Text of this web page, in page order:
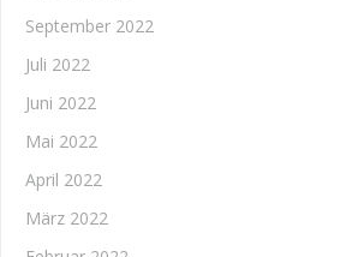
September 2022
Juli 2022
Juni 2022
Mai 2022
April 2022
März 2022